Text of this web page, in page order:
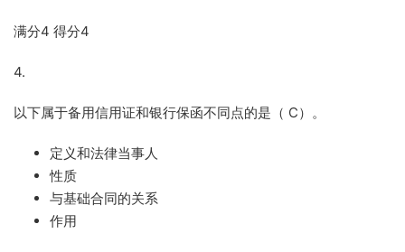
满分4 得分4
4.
以下属于备用信用证和银行保函不同点的是（ C）。
定义和法律当事人
性质
与基础合同的关系
作用